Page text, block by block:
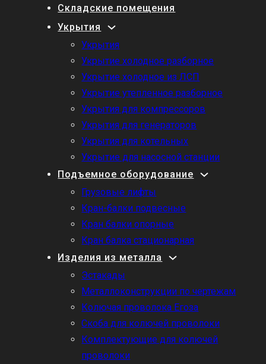
Складские помещения
Укрытия
Укрытия
Укрытие холодное разборное
Укрытие холодное из ЛСП
Укрытие утепленное разборное
Укрытия для компрессоров
Укрытия для генераторов
Укрытия для котельных
Укрытие для насосной станции
Подъемное оборудование
Грузовые лифты
Кран-балки подвесные
Кран балки опорные
Кран балка стационарная
Изделия из металла
Эстакады
Металлоконструкции по чертежам
Колючая проволока Егоза
Скоба для колючей проволоки
Комплектующие для колючей
проволоки